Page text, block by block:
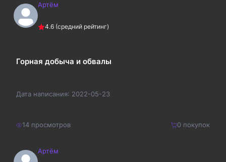
400 ₽Артём
4.6 (средний рейтинг)
Горная добыча и обвалы
Дата написания: 2022-05-23
14 просмотров 0покупок
170₽Артём